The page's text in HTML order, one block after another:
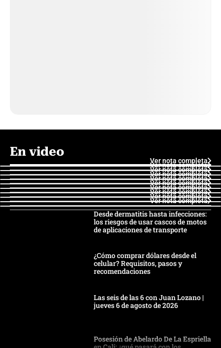
En video
Ver nota completa
Ver nota completa
Ver nota completa
Ver nota completa
Ver nota completa
Ver nota completa
Ver nota completa
Ver nota completa
Ver nota completa
Ver nota completa
Desde dermatitis hasta infecciones:
los riesgos de usar cascos de motos
de aplicaciones de transporte
¿Cómo comprar dólares desde el
celular? Requisitos, pasos y
recomendaciones
Las seis de las 6 con Juan Lozano |
jueves 6 de agosto de 2026
Posesión de Abelardo De La Espriella